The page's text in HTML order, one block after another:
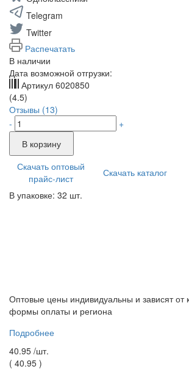
Telegram
Twitter
Распечатать
В наличии
Дата возможной отгрузки:
Артикул 6020850
(4.5)
Отзывы (13)
-
+
В корзину
Скачать оптовый
прайс-лист
Скачать каталог
В упаковке: 32 шт.
Оптовые цены индивидуальны и зависят от
формы оплаты и региона
Подробнее
40.95 /шт.
( 40.95 )